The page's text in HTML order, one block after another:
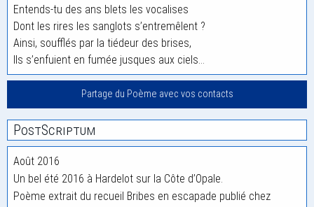
Entends-tu des ans blets les vocalises
Dont les rires les sanglots s’entremêlent ?
Ainsi, soufflés par la tiédeur des brises,
Ils s’enfuient en fumée jusques aux ciels…
Partage du Poème avec vos contacts
PostScriptum
Août 2016
Un bel été 2016 à Hardelot sur la Côte d’Opale.
Poème extrait du recueil Bribes en escapade publié chez